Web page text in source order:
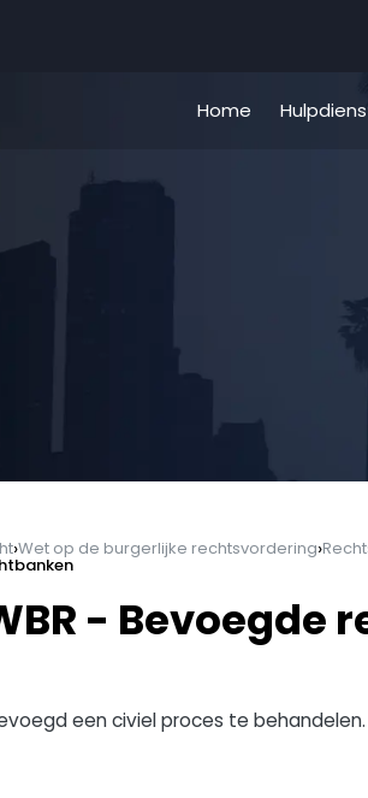
Home
›Wet op de burgerlijke rechtsvordering›
- Bevoegde
een civiel proces te behandelen.